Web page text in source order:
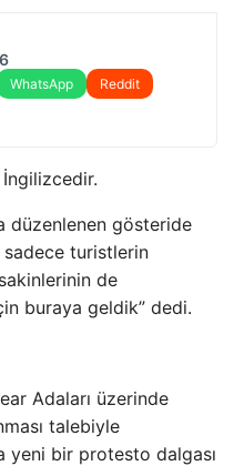
WhatsApp
Reddit
İngilizcedir.
düzenlenen gösteride
turistlerin
de
buraya geldik” dedi.
Adaları üzerinde
talebiyle
yeni bir protesto dalgası